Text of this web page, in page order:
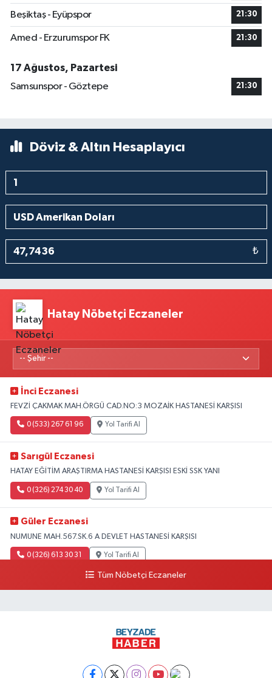
Beşiktaş - Eyüpspor 21:30
Amed - Erzurumspor FK 21:30
17 Ağustos, Pazartesi
Samsunspor - Göztepe
21:30
Döviz & Altın Hesaplayıcı
₺
Hatay Nöbetçi Eczaneler
İnci Eczanesi
FEVZİ ÇAKMAK MAH.ÖRGÜ CAD.NO:3 MOZAİK HASTANESİ KARŞISI
0 (533) 267 61 96 Yol Tarifi Al
Sarıgül Eczanesi
HATAY EĞİTİM ARAŞTIRMA HASTANESİ KARŞISI ESKİ SSK YANI
0 (326) 274 30 40 Yol Tarifi Al
Güler Eczanesi
NUMUNE MAH.567.SK.6 A DEVLET HASTANESİ KARŞISI
0 (326) 613 30 31 Yol Tarifi Al
KARAAĞAÇ ŞARKKONAK MAH.593.SK.2 A
Tüm Nöbetçi Eczaneler